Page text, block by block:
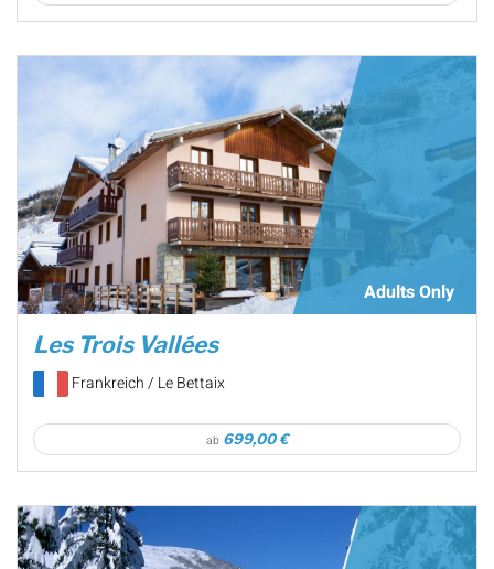
Adults Only
Les Trois Vallées
Frankreich / Le Bettaix
ab 699,00 €